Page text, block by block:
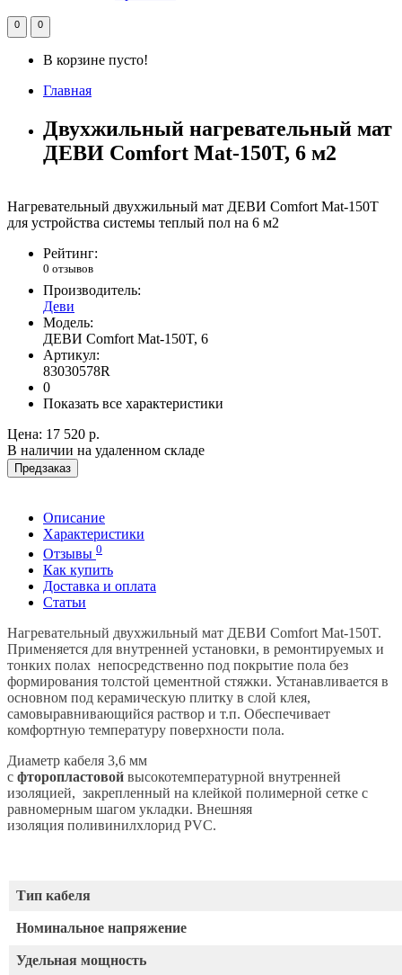
0 0
В корзине пусто!
Главная
Двухжильный нагревательный мат
ДЕВИ Comfort Mat-150T, 6 м2
Нагревательный двухжильный мат ДЕВИ Comfort Mat-150T
для устройства системы теплый пол на 6 м2
Рейтинг:
0 отзывов
Производитель:
Деви
Модель:
ДЕВИ Comfort Mat-150T, 6
Артикул:
83030578R
0
Показать все характеристики
Цена: 17 520 р.
В наличии на удаленном складе
Предзаказ
Описание
Характеристики
Отзывы 0
Как купить
Доставка и оплата
Статьи
Нагревательный двухжильный мат ДЕВИ Comfort Mat-150T.
Применяется для внутренней установки, в ремонтируемых и
тонких полах непосредственно под покрытие пола без
формирования толстой цементной стяжки. Устанавливается в
основном под керамическую плитку в слой клея,
самовыравнивающийся раствор и т.п. Обеспечивает
комфортную температуру поверхности пола.
Диаметр кабеля 3,6 мм
с фторопластовой высокотемпературной внутренней
изоляцией, закрепленный на клейкой полимерной сетке с
равномерным шагом укладки. Внешняя
изоляция поливинилхлорид PVC.
Тип кабеля
Номинальное напряжение
Удельная мощность